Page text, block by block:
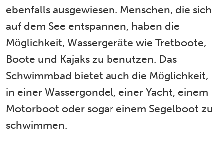
ebenfalls ausgewiesen. Menschen, die sich
auf dem See entspannen, haben die
Möglichkeit, Wassergeräte wie Tretboote,
Boote und Kajaks zu benutzen. Das
Schwimmbad bietet auch die Möglichkeit,
in einer Wassergondel, einer Yacht, einem
Motorboot oder sogar einem Segelboot zu
schwimmen.